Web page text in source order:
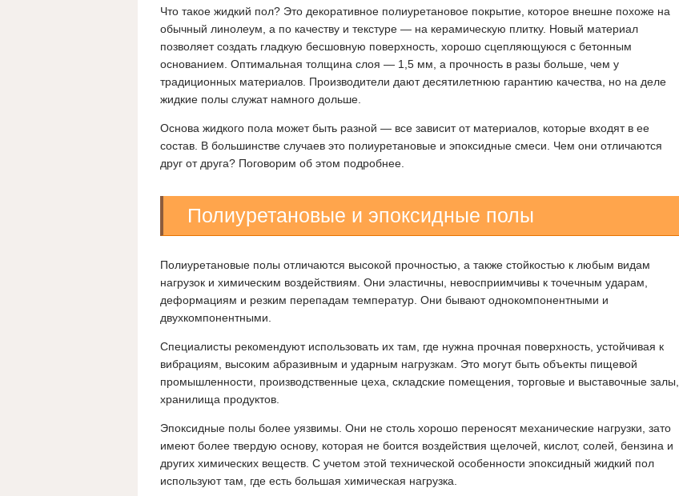
Что такое жидкий пол? Это декоративное полиуретановое покрытие, которое внешне похоже на
обычный линолеум, а по качеству и текстуре — на керамическую плитку. Новый материал
позволяет создать гладкую бесшовную поверхность, хорошо сцепляющуюся с бетонным
основанием. Оптимальная толщина слоя — 1,5 мм, а прочность в разы больше, чем у
традиционных материалов. Производители дают десятилетнюю гарантию качества, но на деле
жидкие полы служат намного дольше.
Основа жидкого пола может быть разной — все зависит от материалов, которые входят в ее
состав. В большинстве случаев это полиуретановые и эпоксидные смеси. Чем они отличаются
друг от друга? Поговорим об этом подробнее.
Полиуретановые и эпоксидные полы
Полиуретановые полы отличаются высокой прочностью, а также стойкостью к любым видам
нагрузок и химическим воздействиям. Они эластичны, невосприимчивы к точечным ударам,
деформациям и резким перепадам температур. Они бывают однокомпонентными и
двухкомпонентными.
Специалисты рекомендуют использовать их там, где нужна прочная поверхность, устойчивая к
вибрациям, высоким абразивным и ударным нагрузкам. Это могут быть объекты пищевой
промышленности, производственные цеха, складские помещения, торговые и выставочные залы,
хранилища продуктов.
Эпоксидные полы более уязвимы. Они не столь хорошо переносят механические нагрузки, зато
имеют более твердую основу, которая не боится воздействия щелочей, кислот, солей, бензина и
других химических веществ. С учетом этой технической особенности эпоксидный жидкий пол
используют там, где есть большая химическая нагрузка.